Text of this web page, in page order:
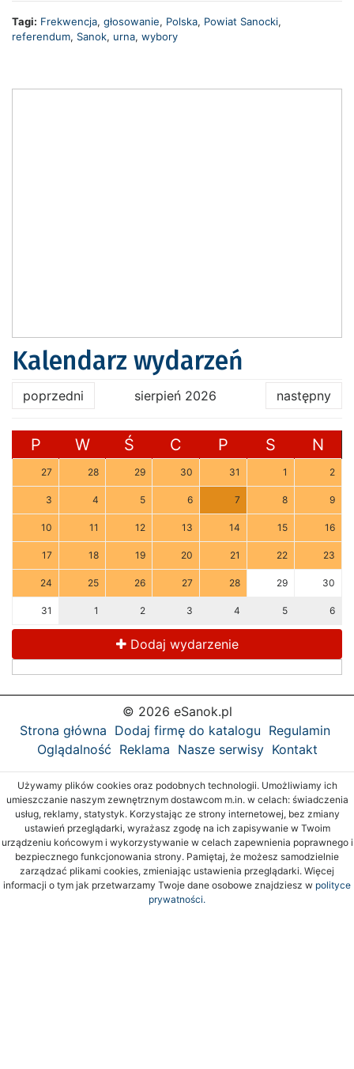
Tagi: Frekwencja, głosowanie, Polska, Powiat Sanocki,
referendum, Sanok, urna, wybory
Kalendarz wydarzeń
poprzedni sierpień 2026 następny
P W Ś C P S N
27 28 29 30 31 1 2
3 4 5 6 7 8 9
10 11 12 13 14 15 16
17 18 19 20 21 22 23
24 25 26 27 28 29 30
31 1 2 3 4 5 6
Dodaj wydarzenie
© 2026 eSanok.pl
Strona główna Dodaj firmę do katalogu Regulamin
Oglądalność Reklama Nasze serwisy Kontakt
Używamy plików cookies oraz podobnych technologii. Umożliwiamy ich
umieszczanie naszym zewnętrznym dostawcom m.in. w celach: świadczenia
usług, reklamy, statystyk. Korzystając ze strony internetowej, bez zmiany
ustawień przeglądarki, wyrażasz zgodę na ich zapisywanie w Twoim
urządzeniu końcowym i wykorzystywanie w celach zapewnienia poprawnego i
bezpiecznego funkcjonowania strony. Pamiętaj, że możesz samodzielnie
zarządzać plikami cookies, zmieniając ustawienia przeglądarki. Więcej
informacji o tym jak przetwarzamy Twoje dane osobowe znajdziesz w polityce
prywatności.